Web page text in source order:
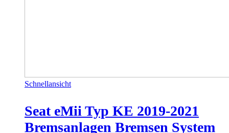
Schnellansicht
Seat eMii Typ KE 2019-2021
Bremsanlagen Bremsen System